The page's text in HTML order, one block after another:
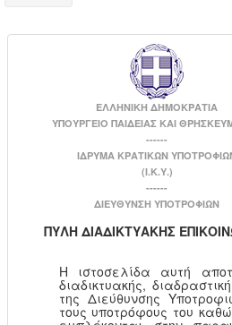
ΕΛΛΗΝΙΚΗ ΔΗΜΟΚΡΑΤΙΑ
ΥΠΟΥΡΓΕΙΟ ΠΑΙΔΕΙΑΣ ΚΑΙ
------
ΙΔΡΥΜΑ ΚΡΑΤΙΚΩΝ
(Ι.Κ.Υ.)
------
ΔΙΕΥΘΥΝΣΗ ΥΠΟΤΡΟΦΙΩΝ
ΠΥΛΗ ΔΙΑΔΙΚΤΥΑΚΗΣ
Η ιστοσελίδα αυτή
διαδικτυακής,
της Διεύθυνσης
τους υποτρόφους του